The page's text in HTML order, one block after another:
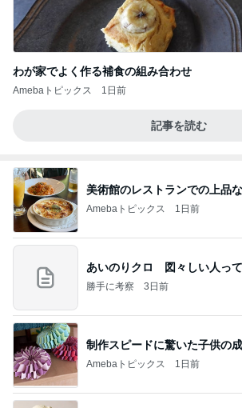
わが家でよく作る補食の組み合わせ
Amebaトピックス 1日前
記事を読む
美術館のレストランでの上品
Amebaトピックス 1日前
あいのりクロ 図々しい人っ
勝手に考察 3日前
制作スピードに驚いた子供の
Amebaトピックス 1日前